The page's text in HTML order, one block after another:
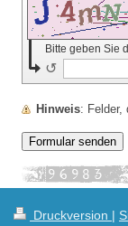
Bitte geben Sie
↺
Hinweis :
Druckversion |